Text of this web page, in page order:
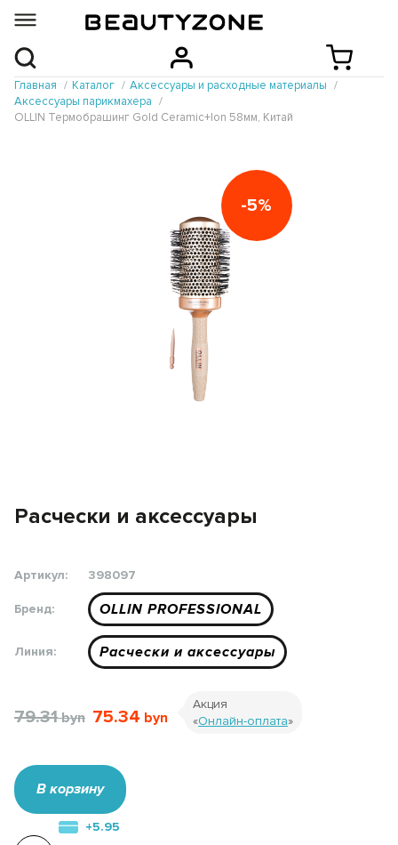
Главная Каталог
Аксессуары и расходные материалы
Аксессуары парикмахера
OLLIN Термобрашинг Gold Ceramic+Ion 58мм, Китай
-5%
Расчески и аксессуары
Артикул: 398097
Бренд: OLLIN PROFESSIONAL
Линия: Расчески и аксессуары
79.31 75.34
Акция
«Онлайн-оплата»
В корзину
+5.95